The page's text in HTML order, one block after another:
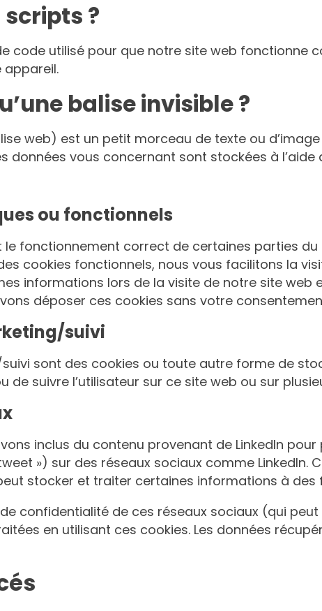
scripts ?
code utilisé pour que notre site web fonctionne
appareil.
balise invisible ?
web) est un petit morceau de texte ou
données vous concernant sont stockées à l’aide
ou fonctionnels
le fonctionnement correct de certaines parties
cookies fonctionnels, nous vous facilitons la
informations lors de la visite de notre site web
déposer ces cookies sans votre
suivi
sont des cookies ou toute autre forme de
de suivre l’utilisateur sur ce site web ou sur
inclus du contenu provenant de LinkedIn
») sur des réseaux sociaux comme
stocker et traiter certaines informations à des
confidentialité de ces réseaux sociaux (qui
en utilisant ces cookies. Les données